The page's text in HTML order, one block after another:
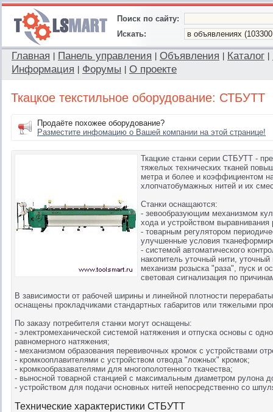
Поиск по сайту:
Искать:
Главная Панель управления Объявления Каталог
Информация
Форумы О проекте
Ткацкое текстильное оборудование: СТБУТТ
Продаёте похожее оборудование?
Разместите инфомацию о Вашей компании на этой странице!
Ткацкие станки серии СТБУТT -
тяжелых технических тканей
метра и более и коэффициентом
хлопчатобумажных нитей и их
Станки оснащаются:
- зевообразующим механизмом
хода и устройством выравнивания
- товарным регулятором
улучшенные условия
- системой автоматического
накопитель уточный нити,
механизм розыска "раза", пуск и
световая сигнализация по
В зависимости от рабочей ширины и линейной плотности
оснащены прокладчиками стандартных габаритов или тяжелыми
По заказу потребителя станки могут оснащены:
- электромеханической системой натяжения и отпуска основы с
равномерного натяжения;
- механизмом образования перевивочных кромок с устройствами
- кромкооплавителями с устройством отвода "ложных" кромок;
- кромкообразавателями для многополотенного ткачества;
- выносной товарной станцией с максимальным диаметром рулона
- устройством для подачи основных нитей непосредственно со
Технические характеристики СТБУТТ